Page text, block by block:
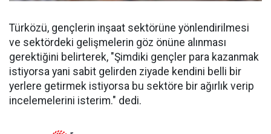
Türközü, gençlerin inşaat sektörüne yönlendirilmesi
ve sektördeki gelişmelerin göz önüne alınması
gerektiğini belirterek, "Şimdiki gençler para kazanmak
istiyorsa yani sabit gelirden ziyade kendini belli bir
yerlere getirmek istiyorsa bu sektöre bir ağırlık verip
incelemelerini isterim." dedi.